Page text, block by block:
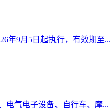
年9月5日起执行，有效期至...
电气电子设备、自行车、摩...